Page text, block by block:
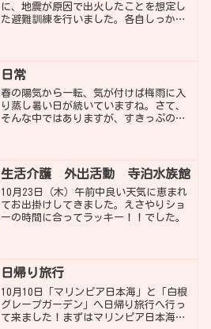
に、地震が原因で出火したことを想定し
た避難訓練を行いました。各自しっかり
日常
春の陽気から一転、気が付けば梅雨に入
り蒸し暑い日が続いていますね。さて、
そんな中ではありますが、すきっぷの玄
トマトも育ってきています...
生活介護 外出活動 寺泊水族館
10月23日（木）午前中良い天気に恵まれ
てお出掛けしてきました。えさやりショ
ーの時間に合ってラッキー！！でした。
日帰り旅行
10月10日「マリンピア日本海」と「白根
グレープガーデン」へ日帰り旅行へ行っ
て来ました！まずはマリンピア日本海へ